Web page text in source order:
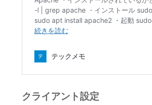
クライアント設定